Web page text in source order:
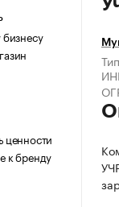
ценности
к бренду